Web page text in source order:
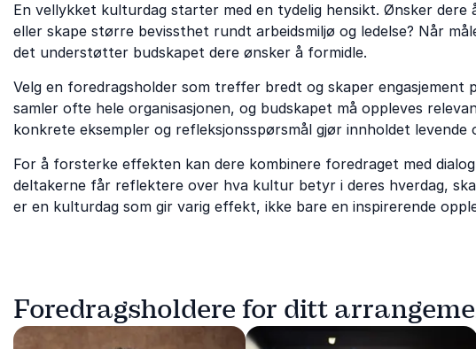
En vellykket kulturdag starter med en tydelig hensikt. Ønsker
eller skape større bevissthet rundt arbeidsmiljø og ledelse? Når
det understøtter budskapet dere ønsker å formidle.
Velg en foredragsholder som treffer bredt og skaper engasjement
samler ofte hele organisasjonen, og budskapet må oppleves
konkrete eksempler og refleksjonsspørsmål gjør innholdet levende
For å forsterke effekten kan dere kombinere foredraget med
deltakerne får reflektere over hva kultur betyr i deres hverdag,
er en kulturdag som gir varig effekt, ikke bare en inspirerende
Foredragsholdere for ditt